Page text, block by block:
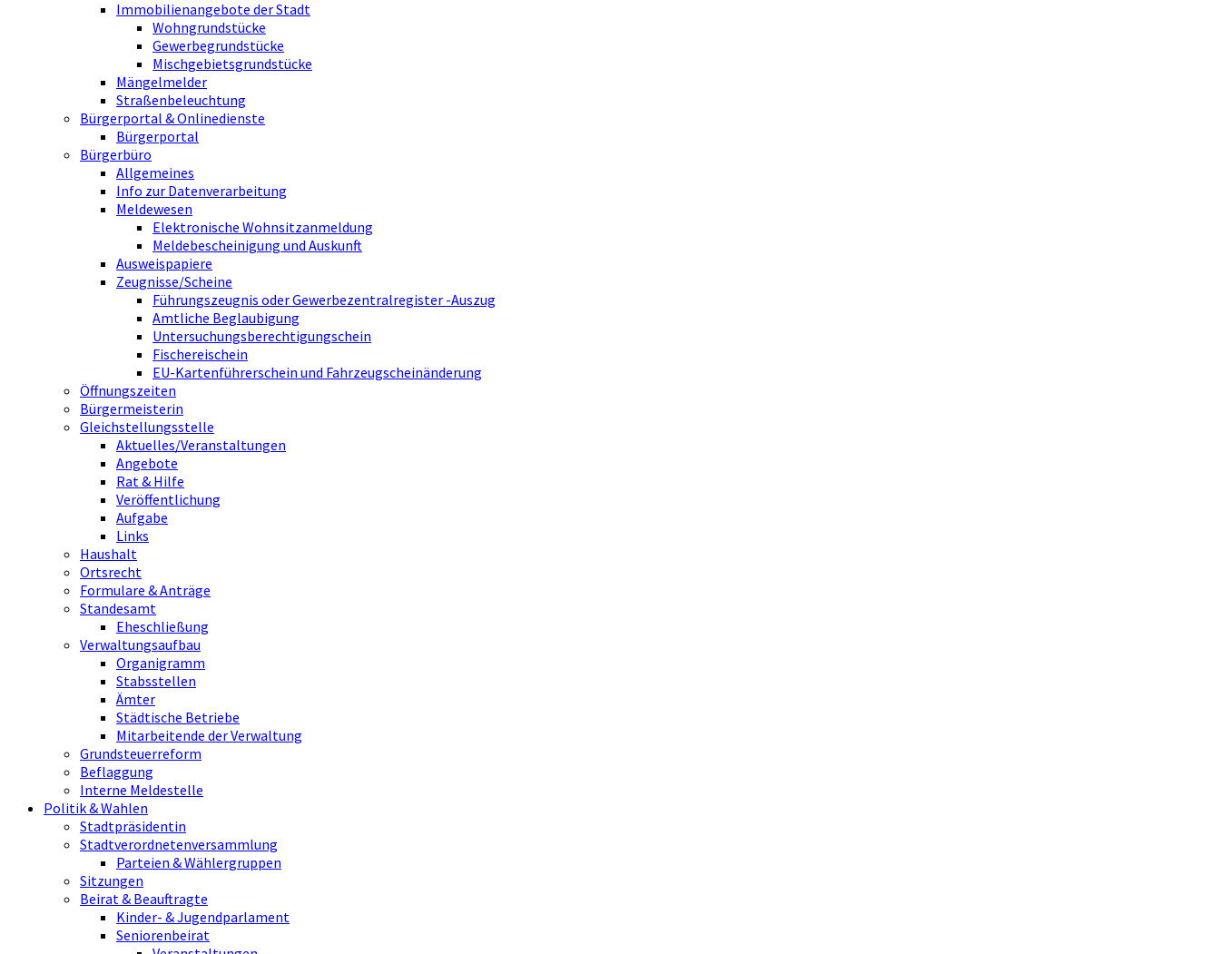
Immobilienangebote der Stadt
Wohngrundstücke
Gewerbegrundstücke
Mischgebietsgrundstücke
Mängelmelder
Straßenbeleuchtung
Bürgerportal & Onlinedienste
Bürgerportal
Bürgerbüro
Allgemeines
Info zur Datenverarbeitung
Meldewesen
Elektronische Wohnsitzanmeldung
Meldebescheinigung und Auskunft
Ausweispapiere
Zeugnisse/Scheine
Führungszeugnis oder Gewerbezentralregister -Auszug
Amtliche Beglaubigung
Untersuchungsberechtigungschein
Fischereischein
EU-Kartenführerschein und Fahrzeugscheinänderung
Öffnungszeiten
Bürgermeisterin
Gleichstellungsstelle
Aktuelles/Veranstaltungen
Angebote
Rat & Hilfe
Veröffentlichung
Aufgabe
Links
Haushalt
Ortsrecht
Formulare & Anträge
Standesamt
Eheschließung
Verwaltungsaufbau
Organigramm
Stabsstellen
Ämter
Städtische Betriebe
Mitarbeitende der Verwaltung
Grundsteuerreform
Beflaggung
Interne Meldestelle
Politik & Wahlen
Stadtpräsidentin
Stadtverordnetenversammlung
Parteien & Wählergruppen
Sitzungen
Beirat & Beauftragte
Kinder- & Jugendparlament
Seniorenbeirat